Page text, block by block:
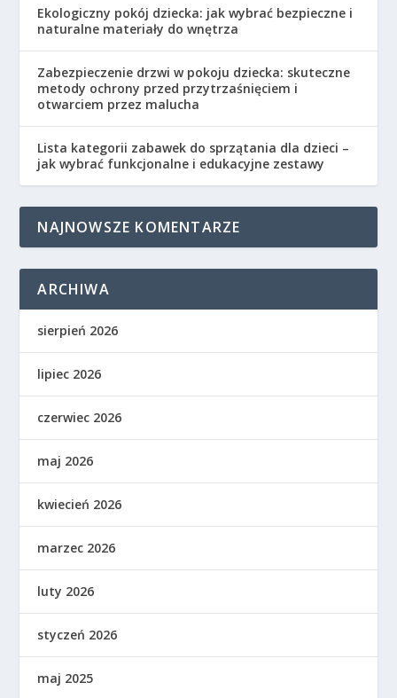
Ekologiczny pokój dziecka: jak wybrać bezpieczne i
naturalne materiały do wnętrza
Zabezpieczenie drzwi w pokoju dziecka: skuteczne
metody ochrony przed przytrzaśnięciem i
otwarciem przez malucha
Lista kategorii zabawek do sprzątania dla dzieci –
jak wybrać funkcjonalne i edukacyjne zestawy
NAJNOWSZE KOMENTARZE
ARCHIWA
sierpień 2026
lipiec 2026
czerwiec 2026
maj 2026
kwiecień 2026
marzec 2026
luty 2026
styczeń 2026
maj 2025